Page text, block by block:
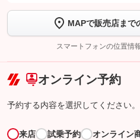
トーク画面で
ボタンをタッ
完了してください。
こちら
MAPで販売店まで
スマートフォンの位置情
オンライン予約
予約する内容を選択してください。
来店 試乗予約 オンライン